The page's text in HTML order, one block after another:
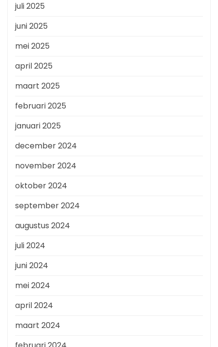
juli 2025
juni 2025
mei 2025
april 2025
maart 2025
februari 2025
januari 2025
december 2024
november 2024
oktober 2024
september 2024
augustus 2024
juli 2024
juni 2024
mei 2024
april 2024
maart 2024